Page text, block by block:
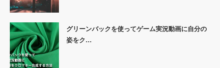
グリーンバックを使ってゲーム実況動画に自分の
姿をク…